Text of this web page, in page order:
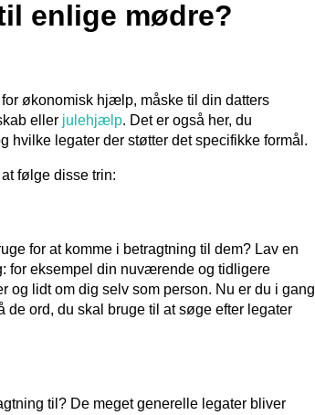
enlige mødre?
økonomisk hjælp, måske til din datters
eller julehjælp. Det er også her, du
hvilke legater der støtter det specifikke formål.
følge disse trin:
for at komme i betragtning til dem? Lav en
for eksempel din nuværende og tidligere
lidt om dig selv som person. Nu er du i gang
ord, du skal bruge til at søge efter legater
til? De meget generelle legater bliver